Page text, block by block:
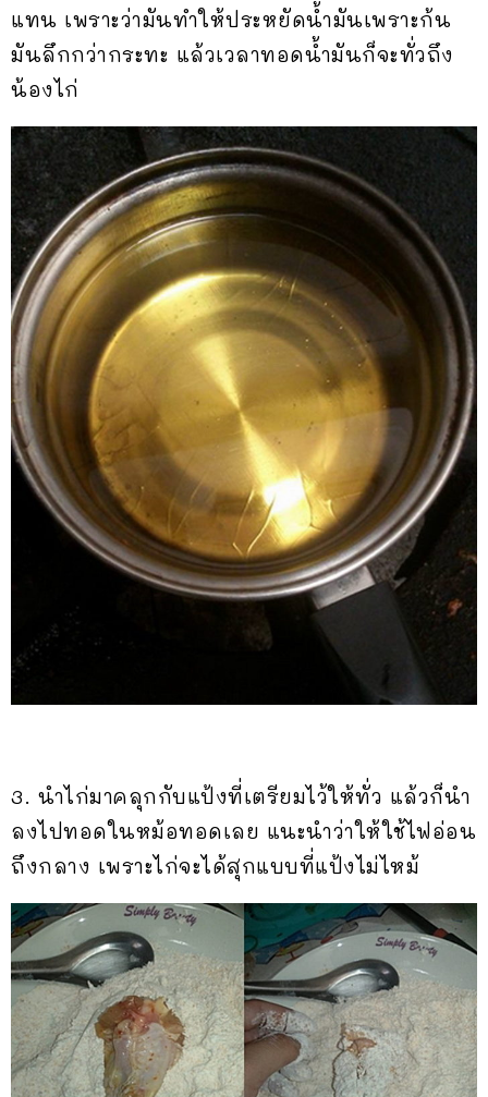
แทน เพราะว่ามันทำให้ประหยัดน้ำมันเพราะก้น
มันลึกกว่ากระทะ แล้วเวลาทอดน้ำมันก็จะทั่วถึง
น้องไก่
3. นำไก่มาคลุกกับแป้งที่เตรียมไว้ให้ทั่ว แล้วก็นำ
ลงไปทอดในหม้อทอดเลย แนะนำว่าให้ใช้ไฟอ่อน
ถึงกลาง เพราะไก่จะได้สุกแบบที่แป้งไม่ไหม้